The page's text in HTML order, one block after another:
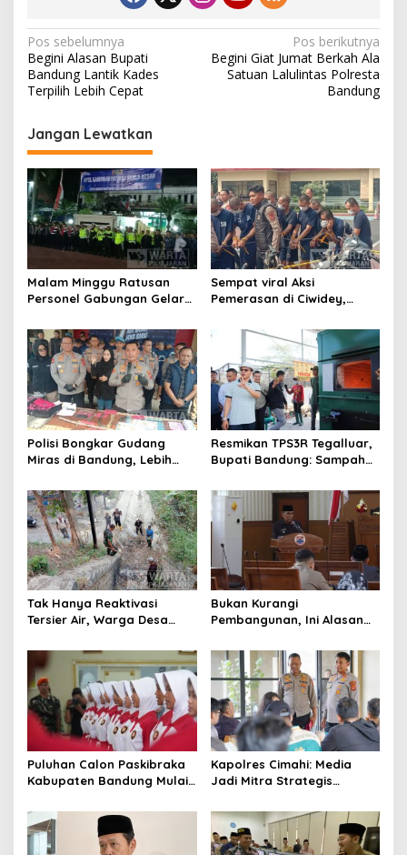
N
a
v
i
g
a
s
i
p
o
s
Pos sebelumnya
Begini Alasan Bupati
Bandung Lantik Kades
Terpilih Lebih Cepat
Pos berikutnya
Begini Giat Jumat Berkah Ala
Satuan Lalulintas Polresta
Bandung
Jangan Lewatkan
Malam Minggu Ratusan
Personel Gabungan Gelar
Besar Kabupaten Bandung
Sempat viral Aksi
Pemerasan di Ciwidey,
Pelaku
Polisi Bongkar Gudang
Miras di Bandung, Lebih
Resmikan TPS3R Tegalluar,
Bupati Bandung: Sampah
Pemerintah
Tak Hanya Reaktivasi
Tersier Air, Warga Desa
Alternatif di Padalarang
Bukan Kurangi
Pembangunan, Ini Alasan
Pengurangan Belanja
Daerah
Puluhan Calon Paskibraka
Kabupaten Bandung Mulai
Kapolres Cimahi: Media
Jadi Mitra Strategis
Publik